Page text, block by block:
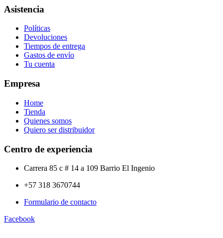
Asistencia
Políticas
Devoluciones
Tiempos de entrega
Gastos de envío
Tu cuenta
Empresa
Home
Tienda
Quienes somos
Quiero ser distribuidor
Centro de experiencia
Carrera 85 c # 14 a 109 Barrio El Ingenio
+57 318 3670744
Formulario de contacto
Facebook